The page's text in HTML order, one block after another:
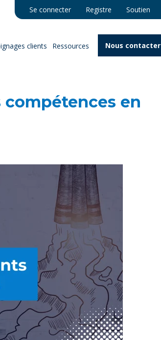
Se connecter Registre Soutien
clients Ressources Nous contacter
en